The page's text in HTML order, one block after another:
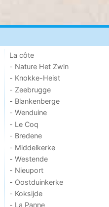
La côte
- Nature Het Zwin
- Knokke-Heist
- Zeebrugge
- Blankenberge
- Wenduine
- Le Coq
- Bredene
- Middelkerke
- Westende
- Nieuport
- Oostduinkerke
- Koksijde
- La Panne